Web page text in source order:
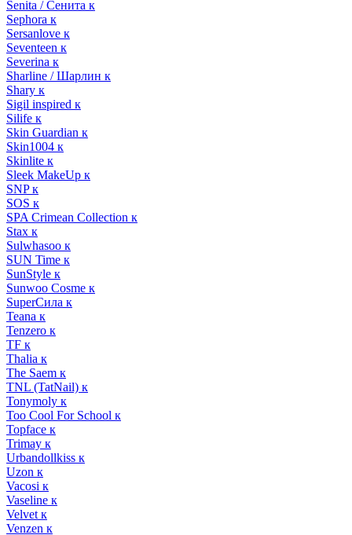
Senita / Сенита к
Sephora к
Sersanlove к
Seventeen к
Severina к
Sharline / Шарлин к
Shary к
Sigil inspired к
Silife к
Skin Guardian к
Skin1004 к
Skinlite к
Sleek MakeUp к
SNP к
SOS к
SPA Crimean Collection к
Stax к
Sulwhasoo к
SUN Time к
SunStyle к
Sunwoo Cosme к
SuperСила к
Teana к
Tenzero к
TF к
Thalia к
The Saem к
TNL (TatNail) к
Tonymoly к
Too Cool For School к
Topface к
Trimay к
Urbandollkiss к
Uzon к
Vacosi к
Vaseline к
Velvet к
Venzen к